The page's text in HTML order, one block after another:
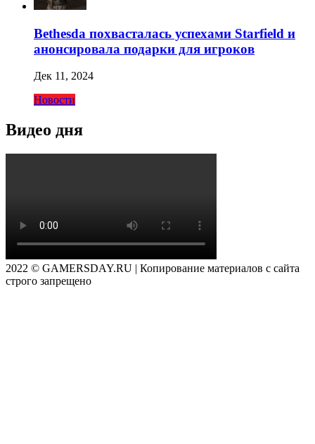
Bethesda похвасталась успехами Starfield и
анонсировала подарки для игроков
Дек 11, 2024
Новости
Видео дня
2022 © GAMERSDAY.RU | Копирование материалов с сайта
строго запрещено